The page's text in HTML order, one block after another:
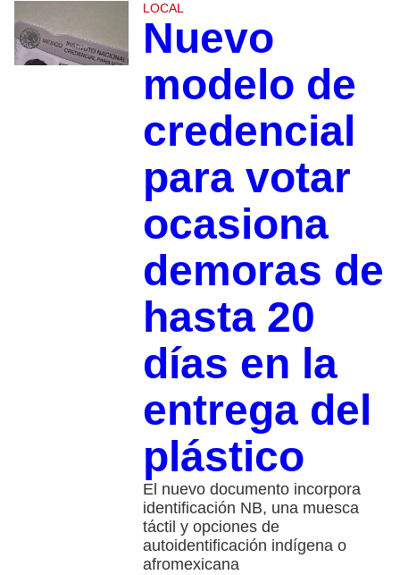
LOCAL
Nuevo
modelo de
credencial
para votar
ocasiona
demoras de
hasta 20
días en la
entrega del
plástico
El nuevo documento incorpora
identificación NB, una muesca
táctil y opciones de
autoidentificación indígena o
afromexicana